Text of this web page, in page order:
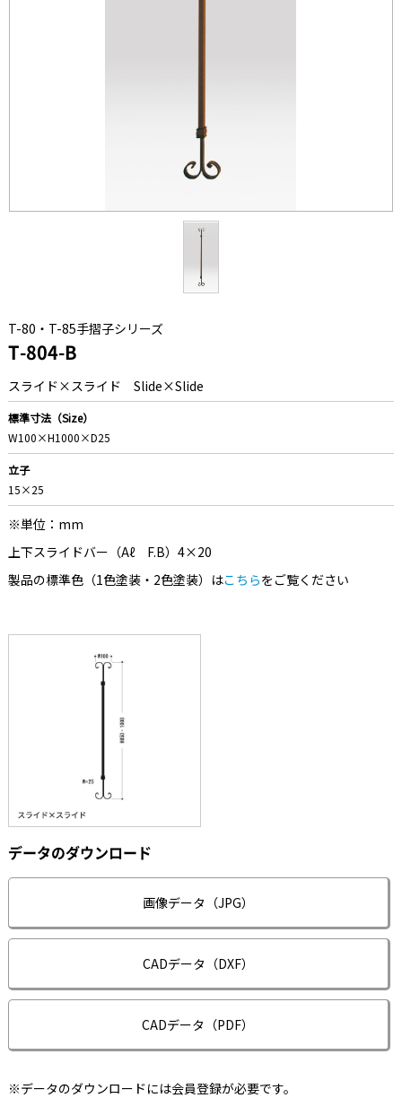
T-80・T-85手摺子シリーズ
T-804-B
スライド×スライド Slide×Slide
標準寸法（Size）
W100×H1000×D25
立子
15×25
※単位：mm
上下スライドバー（Aℓ F.B）4×20
製品の標準色（1色塗装・2色塗装）はこちらをご覧ください
データのダウンロード
画像データ（JPG）
CADデータ（DXF）
CADデータ（PDF）
※データのダウンロードには会員登録が必要です。